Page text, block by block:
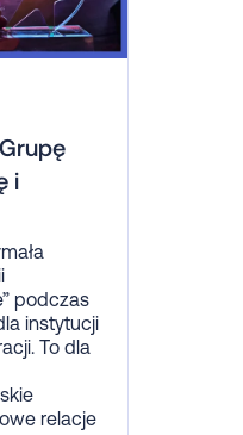
i
podczas
instytucji
To dla
relacje